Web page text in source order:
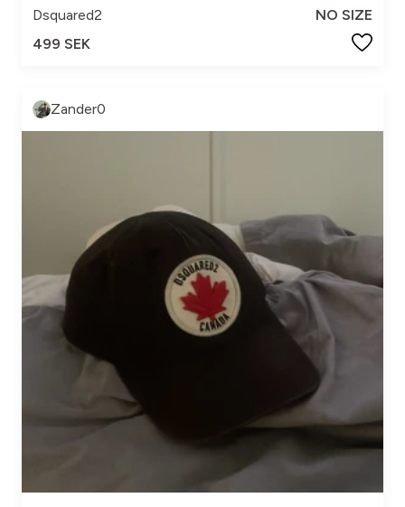
Dsquared2
NO SIZE
499 SEK
Zander0